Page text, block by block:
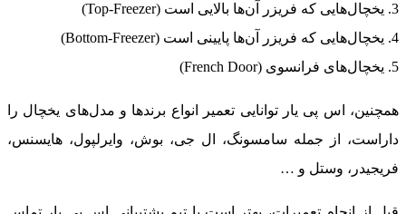
همچنین، اس پی یار توانایی تعمیر انواع برندها و مدل‌های یخچال را
داراست، از جمله سامسونگ، ال جی، بوش، وایرلپول، هایسنس،
فریجیدر، وستل و …